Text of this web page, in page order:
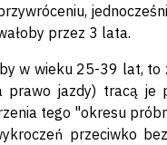
przez 3 lata.
w wieku 25-39 lat, to
prawo jazdy) tracą je
tego "okresu
przeciwko